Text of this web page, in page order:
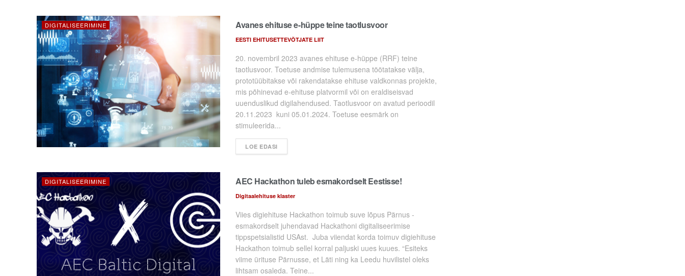
DIGITALISEERIMINE Avanes ehituse e-hüppe teine taotlusvoor
EESTI EHITUSETTEVÕTJATE LIIT
20. novembril 2023 avanes ehituse e-hüppe (RRF) teine
taotlusvoor. Toetuse andmise tulemusena töötatakse välja,
prototüübitakse või rakendatakse ehituse valdkonnas projekte,
mis põhinevad e-ehituse platvormil või on eraldiseisvad
uuenduslikud digilahendused. Taotlusvoor on avatud perioodil
20.11.2023 kuni 05.01.2024. Toetuse eesmärk on
stimuleerida...
LOE EDASI
DIGITALISEERIMINE AEC Hackathon tuleb esmakordselt Eestisse!
Digitaalehituse klaster
Viies digiehituse Hackathon toimub suve lõpus Pärnus -
esmakordselt juhendavad Hackathoni digitaliseerimise
tippspetsialistid USAst. Juba viiendat korda toimuv digiehituse
Hackathon toimub sellel korral paljuski uues kuues. “Esiteks
viime ürituse Pärnusse, et Läti ning ka Leedu huvilistel oleks
lihtsam osaleda. Teine...